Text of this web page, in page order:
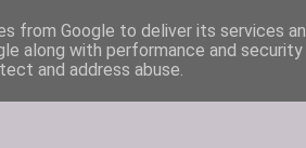
from Google to deliver its services
along with performance and
and address abuse.